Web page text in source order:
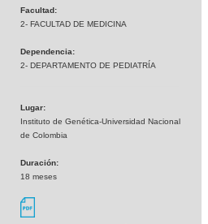
Facultad:
2- FACULTAD DE MEDICINA
Dependencia:
2- DEPARTAMENTO DE PEDIATRÍA
Lugar:
Instituto de Genética-Universidad Nacional
de Colombia
Duración:
18 meses